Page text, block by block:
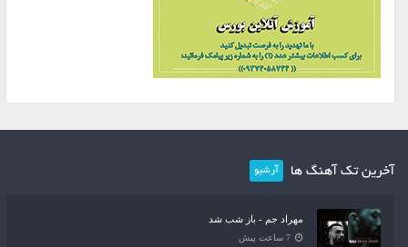
آخرین تک آهنگ ها آرشیو
مهراد جم - باز شب شد
7 ساعت پیش